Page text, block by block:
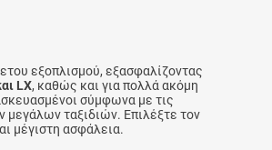
εξοπλισμού, εξασφαλίζοντας
LX, καθώς και για πολλά ακόμη
σύμφωνα με τις
ταξιδιών. Επιλέξτε τον
μέγιστη ασφάλεια.